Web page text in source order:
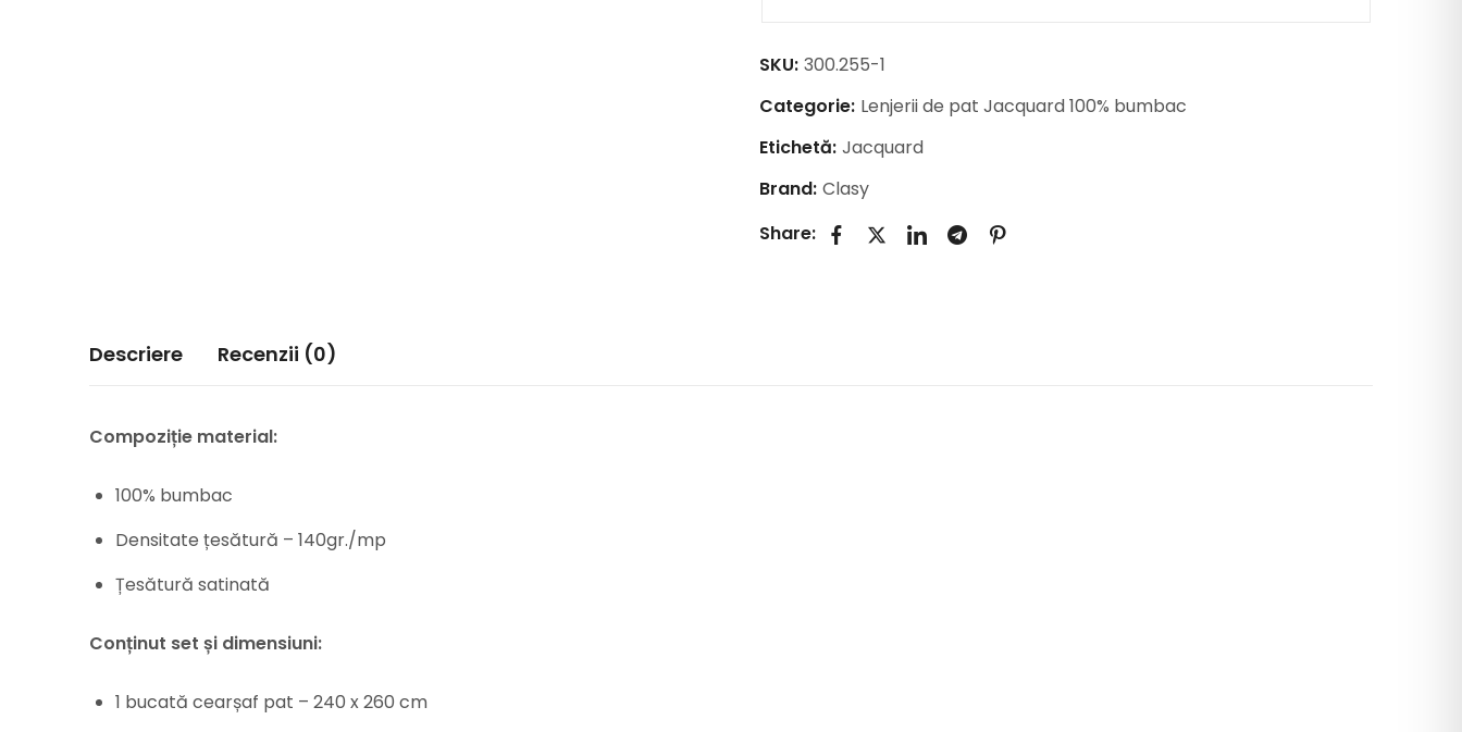
SKU: 300.255-1
Categorie: Lenjerii de pat Jacquard 100% bumbac
Etichetă: Jacquard
Brand: Clasy
Share:
Descriere Recenzii (0)
Compoziție material:
100% bumbac
Densitate țesătură – 140gr./mp
Țesătură satinată
Conținut set și dimensiuni:
1 bucată cearșaf pat – 240 x 260 cm